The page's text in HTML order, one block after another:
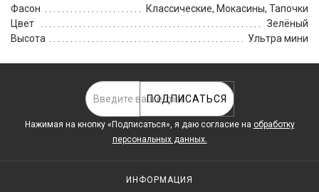
Фасон
Классические, Мокасины, Тапочки
Цвет
Зелёный
Высота
Ультра мини
ПОДПИСАТЬСЯ
Нажимая на кнопку «Подписаться», я даю cогласие на обработку
персональных данных.
ИНФОРМАЦИЯ